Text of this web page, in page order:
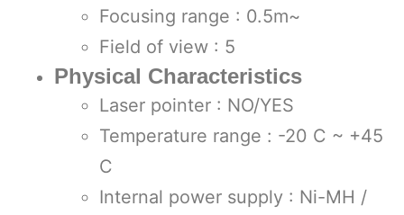
Focusing range : 0.5m~
Field of view : 5
Physical Characteristics
Laser pointer : NO/YES
Temperature range : -20 C ~ +45
C
Internal power supply : Ni-MH /